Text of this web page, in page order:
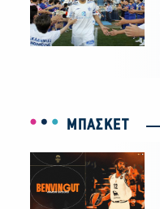
ΜΠΑΣΚΕΤ